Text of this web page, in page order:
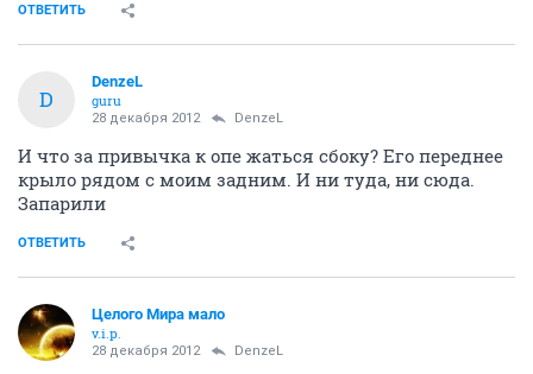
ОТВЕТИТЬ
D
DenzeL
guru
28 декабря 2012 DenzeL
И что за привычка к опе жаться сбоку? Его переднее
крыло рядом с моим задним. И ни туда, ни сюда.
Запарили
ОТВЕТИТЬ
Целого Мира мало
v.i.p.
28 декабря 2012 DenzeL